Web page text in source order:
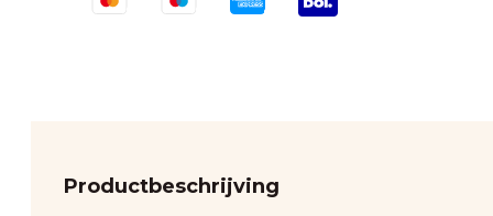
Productbeschrijving